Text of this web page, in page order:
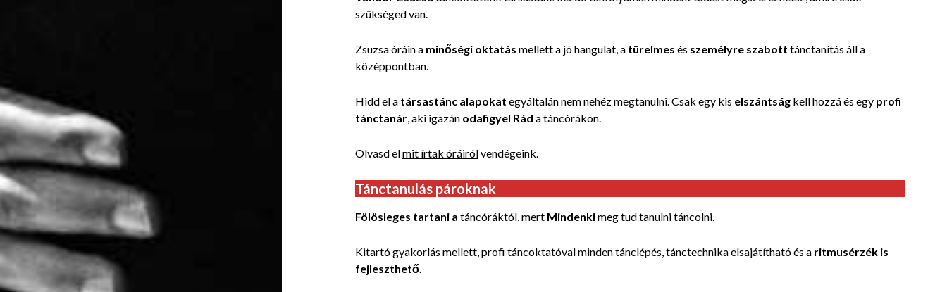
szükséged van.
Zsuzsa óráin a minőségi oktatás mellett a jó hangulat, a türelmes és személyre szabott tánctanítás áll a
középpontban.
Hidd el a társastánc alapokat egyáltalán nem nehéz megtanulni. Csak egy kis elszántság kell hozzá és egy profi
tánctanár, aki igazán odafigyel Rád a táncórákon.
Olvasd elmit írtak óráirólvendégeink.
Tánctanulás pároknak
Fölösleges tartani a táncóráktól, mert Mindenkimeg tud tanulni táncolni.
Kitartó gyakorlás mellett, profi táncoktatóval minden tánclépés, tánctechnika elsajátítható és a ritmusérzék is
fejleszthető.